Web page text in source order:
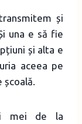
și
una e să fie
și alta e
aceea pe
școală.
mei de la